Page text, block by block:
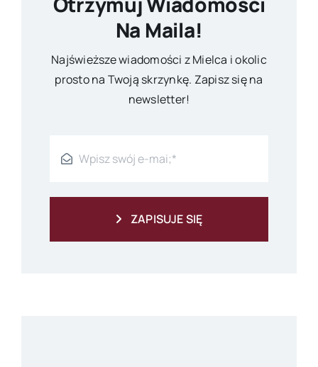
Na Maila!
Najświeższe wiadomości z Mielca i okolic
prosto na Twoją skrzynkę. Zapisz się na
newsletter!
ZAPISUJE SIĘ